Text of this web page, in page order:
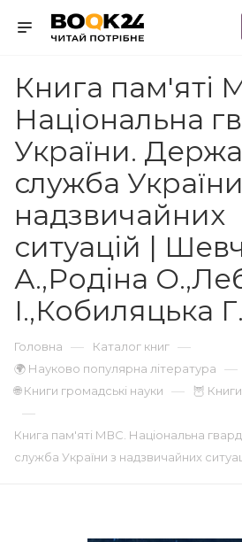
Книга пам'яті
Національна
України.
служба
надзвичайних
ситуацій |
А.,Родіна
І.,Кобиляцька Г.
Головна — Каталог книг —
🌍 Науково популярна література —
🌐 Книги громадські науки — 🦉
—
Книга пам'яті МВС. Національна
служба України з надзвичайних